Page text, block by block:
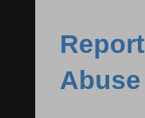
Report
Abuse